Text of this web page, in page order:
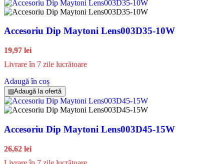
Accesoriu Dip Maytoni Lens003D35-10W
19,97 lei
Livrare în 7 zile lucrătoare
Adaugă în coș
▤Adaugă la ofertă
Accesoriu Dip Maytoni Lens003D45-15W
26,62 lei